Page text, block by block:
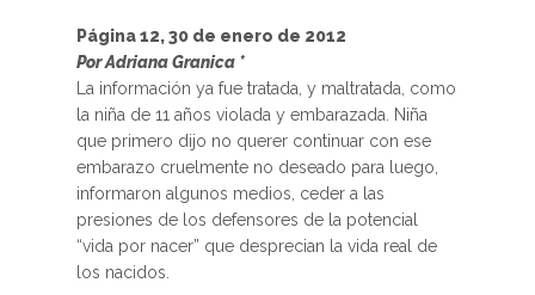
Página 12, 30 de enero de 2012
Por Adriana Granica *
La información ya fue tratada, y maltratada, como
la niña de 11 años violada y embarazada. Niña
que primero dijo no querer continuar con ese
embarazo cruelmente no deseado para luego,
informaron algunos medios, ceder a las
presiones de los defensores de la potencial
“vida por nacer” que desprecian la vida real de
los nacidos.